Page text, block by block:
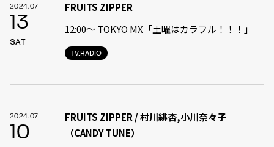
2024.07
13
SAT
TV.RADIO
FRUITS ZIPPER
12:00〜 TOKYO MX「土曜はカラフル！！！」
2024.07
10
FRUITS ZIPPER / 村川緋杏,小川奈々子
（CANDY TUNE）